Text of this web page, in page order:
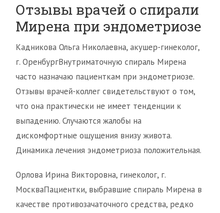
Отзывы врачей о спирали
Мирена при эндометриозе
Кадникова Ольга Николаевна, акушер-гинеколог,
г. ОренбургВнутриматочную спираль Мирена
часто назначаю пациенткам при эндометриозе.
Отзывы врачей-коллег свидетельствуют о том,
что она практически не имеет тенденции к
выпадению. Случаются жалобы на
дискомфортные ощущения внизу живота.
Динамика лечения эндометриоза положительная.
Орлова Ирина Викторовна, гинеколог, г.
МоскваПациентки, выбравшие спираль Мирена в
качестве противозачаточного средства, редко